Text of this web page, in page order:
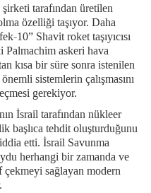
tarafından üretilen
özelliği taşıyor. Daha
10” Shavit roket taşıyıcısı
Palmachim askeri hava
kısa bir süre sonra istenilen
sistemlerin çalışmasını
gerekiyor.
İsrail tarafından nükleer
başlıca tehdit oluşturduğunu
etti. İsrail Savunma
herhangi bir zamanda ve
sağlayan modern